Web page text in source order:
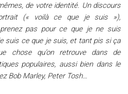
de votre identité. Un discours
(« voilà ce que je suis »),
pas pour ce que je ne suis
suis ce que je suis, et tant pis si ça
chose qu’on retrouve dans de
populaires, aussi bien dans le
Bob Marley, Peter Tosh…